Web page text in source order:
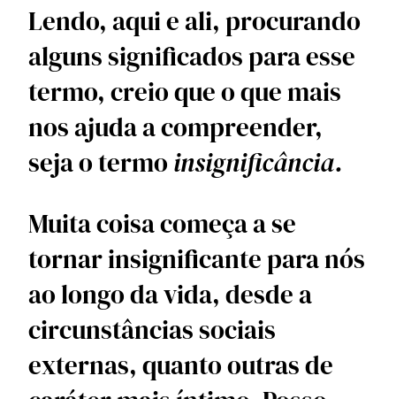
Lendo, aqui e ali, procurando
alguns significados para esse
termo, creio que o que mais
nos ajuda a compreender,
seja o termo insignificância.
Muita coisa começa a se
tornar insignificante para nós
ao longo da vida, desde a
circunstâncias sociais
externas, quanto outras de